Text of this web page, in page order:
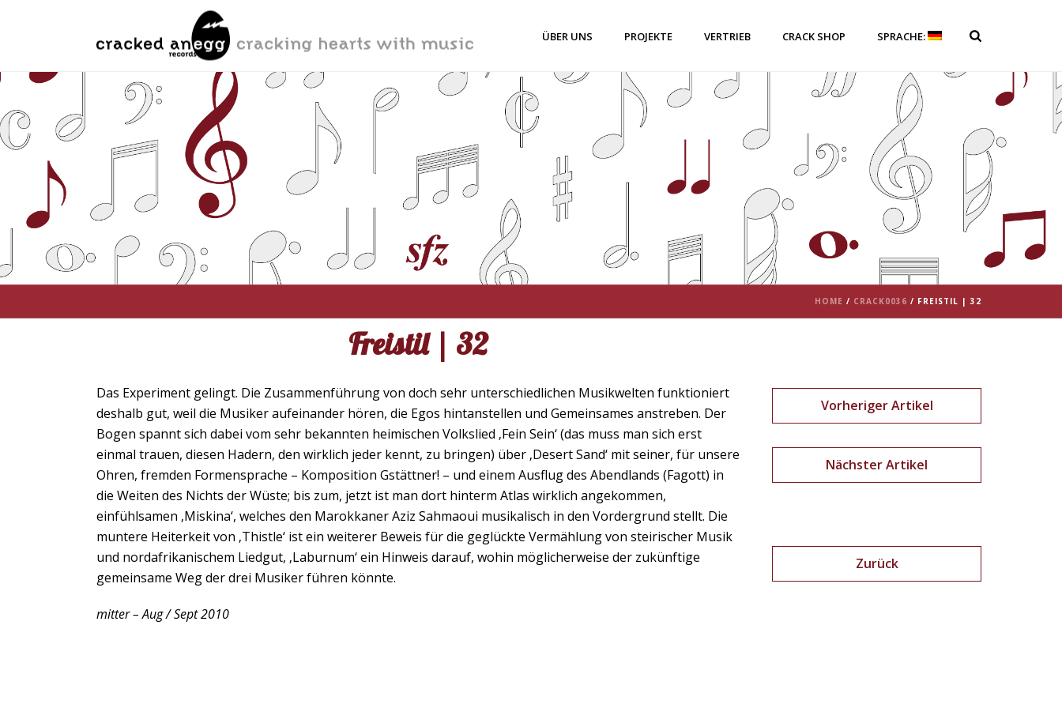
ÜBER UNS PROJEKTE VERTRIEB CRACK SHOP SPRACHE:
HOME / CRACK0036 / FREISTIL | 32
Freistil | 32
Das Experiment gelingt. Die Zusammenführung von doch sehr unterschiedlichen Musikwelten funktioniert
deshalb gut, weil die Musiker aufeinander hören, die Egos hintanstellen und Gemeinsames anstreben. Der
Bogen spannt sich dabei vom sehr bekannten heimischen Volkslied ‚Fein Sein‘ (das muss man sich erst
einmal trauen, diesen Hadern, den wirklich jeder kennt, zu bringen) über ‚Desert Sand‘ mit seiner, für unsere
Ohren, fremden Formensprache – Komposition Gstättner! – und einem Ausflug des Abendlands (Fagott) in
die Weiten des Nichts der Wüste; bis zum, jetzt ist man dort hinterm Atlas wirklich angekommen,
einfühlsamen ‚Miskina‘, welches den Marokkaner Aziz Sahmaoui musikalisch in den Vordergrund stellt. Die
muntere Heiterkeit von ‚Thistle‘ ist ein weiterer Beweis für die geglückte Vermählung von steirischer Musik
und nordafrikanischem Liedgut, ‚Laburnum‘ ein Hinweis darauf, wohin möglicherweise der zukünftige
gemeinsame Weg der drei Musiker führen könnte.
mitter – Aug / Sept 2010
Vorheriger Artikel
Nächster Artikel
Zurück